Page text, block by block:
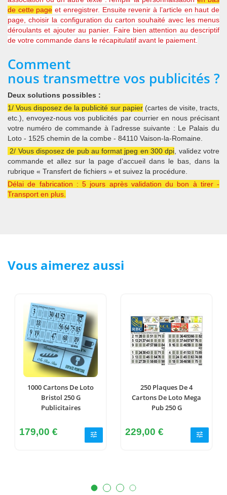
de cette page et enregistrer. Ensuite revenir à l’article en haut de
page, choisir la configuration du carton souhaité avec les menus
déroulants et ajouter au panier. Faire bien attention au descriptif
de votre commande dans le récapitulatif avant le paiement.
Comment
nous transmettre vos publicités ?
Deux solutions possibles :
1/ Vous disposez de la publicité sur papier(cartes de visite, tracts,
etc.), envoyez-nous vos publicités par courrier en nous précisant
votre numéro de commande à l’adresse suivante : Le Palais du
Loto - 1525 chemin de la combe - 84110 Vaison-la-Romaine.
2/ Vous disposez de pub au format jpeg en 300 dpi , validez votre
commande et allez sur la page d’accueil dans le bas, dans la
rubrique « Transfert de fichiers » et suivez la procédure.
Délai de fabrication : 5 jours après validation du bon à tirer -
Transport en plus.
Vous aimerez aussi
1000 Cartons De Loto
Bristol 250 G
Publicitaires
Prix
179,00 € tune
250 Plaques De 4
Cartons De Loto Mega
Pub 250 G
Prix
229,00 € tune